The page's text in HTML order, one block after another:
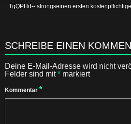
TgQPHd-- strongseinen ersten
SCHREIBE EINEN
Deine E-Mail-Adresse wird nicht
Felder sind mit* markiert
Kommentar *